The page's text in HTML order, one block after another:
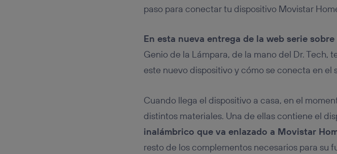
paso para conectar tu dispositivo Movistar
En esta nueva entrega de la web serie
Genio de la Lámpara, de la mano del Dr. Tech,
este nuevo dispositivo y cómo se conecta en el
Cuando llega el dispositivo a casa, en el
distintos materiales. Una de ellas contiene el
inalámbrico que va enlazado a Movistar
resto de los complementos necesarios para su